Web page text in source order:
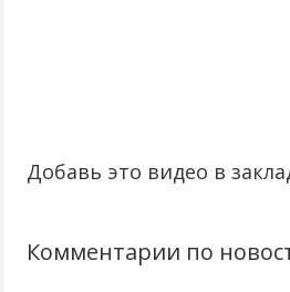
Добавь это видео в
Комментарии по